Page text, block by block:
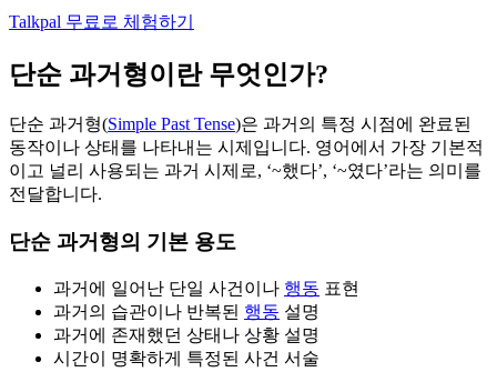
Talkpal 무료로 체험하기
단순 과거형이란 무엇인가?
단순 과거형(Simple Past Tense)은 과거의 특정 시점에 완료된
동작이나 상태를 나타내는 시제입니다. 영어에서 가장 기본적
이고 널리 사용되는 과거 시제로, ‘~했다’, ‘~였다’라는 의미를
전달합니다.
단순 과거형의 기본 용도
과거에 일어난 단일 사건이나 행동 표현
과거의 습관이나 반복된 행동 설명
과거에 존재했던 상태나 상황 설명
시간이 명확하게 특정된 사건 서술